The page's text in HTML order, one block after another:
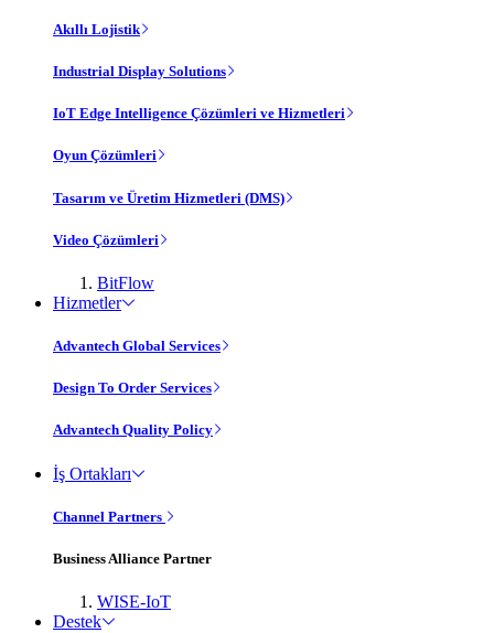
Akıllı Lojistik
Industrial Display Solutions
IoT Edge Intelligence Çözümleri ve Hizmetleri
Oyun Çözümleri
Tasarım ve Üretim Hizmetleri (DMS)
Video Çözümleri
BitFlow
Hizmetler
Advantech Global Services
Design To Order Services
Advantech Quality Policy
İş Ortakları
Channel Partners
Business Alliance Partner
WISE-IoT
Destek